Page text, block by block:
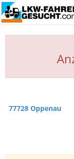
77728 Oppenau